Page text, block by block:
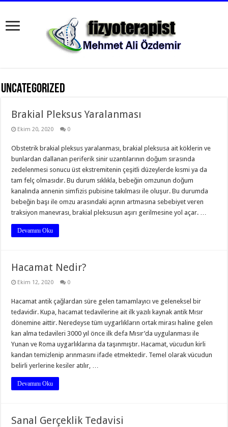
Uncategorized
Brakial Pleksus Yaralanması
Ekim 20, 2020 0
Obstetrik brakial pleksus yaralanması, brakial pleksusa ait köklerin ve
bunlardan dallanan periferik sinir uzantılarının doğum sırasında
zedelenmesi sonucu üst ekstremitenin çeşitli düzeylerde kısmi ya da
tam felç olmasıdır. Bu durum sıklıkla, bebeğin omzunun doğum
kanalında annenin simfizis pubisine takılması ile oluşur. Bu durumda
bebeğin başı ile omzu arasındaki açının artmasına sebebiyet veren
traksiyon manevrası, brakial pleksusun aşırı gerilmesine yol açar. …
Devamını Oku
Hacamat Nedir?
Ekim 12, 2020 0
Hacamat antik çağlardan süre gelen tamamlayıcı ve geleneksel bir
tedavidir. Kupa, hacamat tedavilerine ait ilk yazılı kaynak antik Mısır
dönemine aittir. Neredeyse tüm uygarlıkların ortak mirası haline gelen
kan alma tedavileri 3000 yıl önce ilk defa Mısır’da uygulanması ile
Yunan ve Roma uygarlıklarına da taşınmıştır. Hacamat, vücudun kirli
kandan temizlenip arınmasını ifade etmektedir. Temel olarak vücudun
belirli yerlerine kesiler atılır, …
Devamını Oku
Sanal Gerçeklik Tedavisi